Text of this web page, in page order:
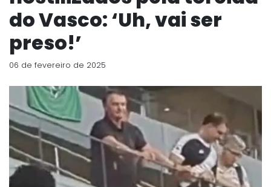
do Vasco: ‘Uh, vai ser
preso!’
06 de fevereiro de 2025